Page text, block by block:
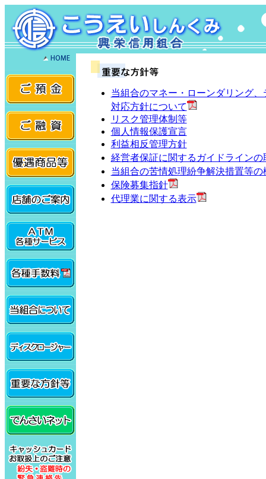
当組合のマネー・ローンダリング
対応方針について
リスク管理体制等
個人情報保護宣言
利益相反管理方針
経営者保証に関するガイドラインの
当組合の苦情処理紛争解決措置等の
保険募集指針
代理業に関する表示